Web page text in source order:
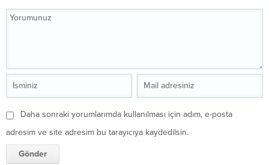
Daha sonraki yorumlarımda kullanılması için adım, e-posta
adresim ve site adresim bu tarayıcıya kaydedilsin.